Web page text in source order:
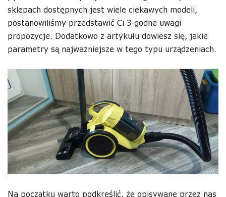
sklepach dostępnych jest wiele ciekawych modeli,
postanowiliśmy przedstawić Ci 3 godne uwagi
propozycje. Dodatkowo z artykułu dowiesz się, jakie
parametry są najważniejsze w tego typu urządzeniach.
Na początku warto podkreślić, że opisywane przez nas